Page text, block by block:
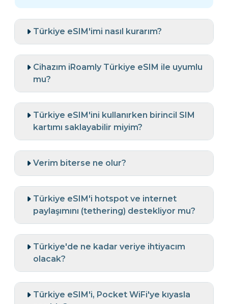
Türkiye eSIM'imi nasıl kurarım?
Cihazım iRoamly Türkiye eSIM ile uyumlu
mu?
Türkiye eSIM'ini kullanırken birincil SIM
kartımı saklayabilir miyim?
Verim biterse ne olur?
Türkiye eSIM'i hotspot ve internet
paylaşımını (tethering) destekliyor mu?
Türkiye'de ne kadar veriye ihtiyacım
olacak?
Türkiye eSIM'i, Pocket WiFi'ye kıyasla